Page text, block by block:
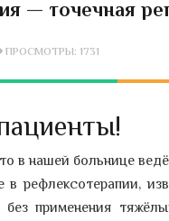
— точечная
ПРОСМОТРЫ: 1731
в нашей больнице
рефлексотерапии,
применения